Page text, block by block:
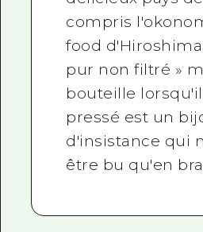
compris
food
pur non filtré »
bouteille
pressé est un
d'insistance qui
être bu qu'en